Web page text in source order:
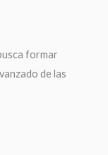
formar
de las